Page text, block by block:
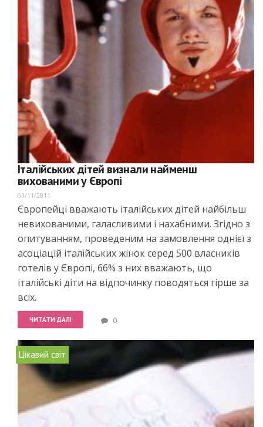
Італійських дітей визнали найменш
вихованими у Європі
01/11/2011
Європейці вважають італійських дітей найбільш
невихованими, галасливими і нахабними. Згідно з
опитуванням, проведеним на замовлення однієї з
асоціацій італійських жінок серед 500 власників
готелів у Європі, 66% з них вважають, що
італійські діти на відпочинку поводяться гірше за
всіх.
ЧИТАТИ ДАЛІ 0
Цікавий світ